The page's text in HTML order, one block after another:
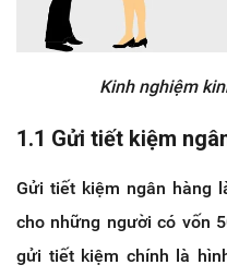
Kinh nghiệm
1.1 Gửi tiết kiệm
Gửi tiết kiệm ngân hàng
cho những người có vốn
gửi tiết kiệm chính là